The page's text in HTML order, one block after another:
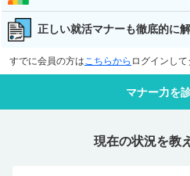
正しい就活マナーも徹底的に
すでに会員の方はこちらから ログインし
マナー力を
現在の状況を教